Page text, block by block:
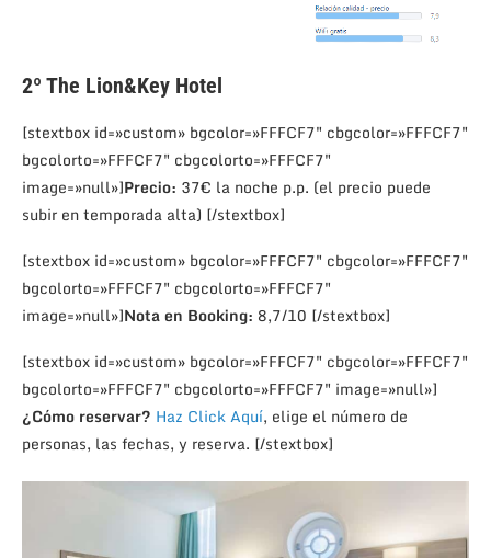
2º The Lion&Key Hotel
[stextbox id=»custom» bgcolor=»FFFCF7″ cbgcolor=»FFFCF7″
bgcolorto=»FFFCF7″ cbgcolorto=»FFFCF7″
image=»null»]Precio: 37€ la noche p.p. (el precio puede
subir en temporada alta) [/stextbox]
[stextbox id=»custom» bgcolor=»FFFCF7″ cbgcolor=»FFFCF7″
bgcolorto=»FFFCF7″ cbgcolorto=»FFFCF7″
image=»null»]Nota en Booking: 8,7/10 [/stextbox]
[stextbox id=»custom» bgcolor=»FFFCF7″ cbgcolor=»FFFCF7″
bgcolorto=»FFFCF7″ cbgcolorto=»FFFCF7″ image=»null»]
¿Cómo reservar? Haz Click Aquí, elige el número de
personas, las fechas, y reserva. [/stextbox]